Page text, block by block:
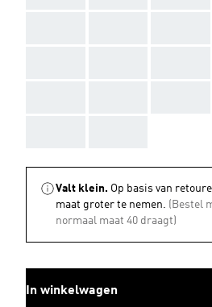
Valt klein. Op basis van
maat groter te nemen. (Bestel
normaal maat 40 draagt)
In winkelwagen